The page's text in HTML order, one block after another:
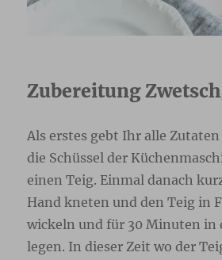
Zubereitung
Als erstes gebt Ihr alle
die Schüssel der
einen Teig. Einmal danach
Hand kneten und den Teig in
wickeln und für 30 Minuten in
legen. In dieser Zeit wo der